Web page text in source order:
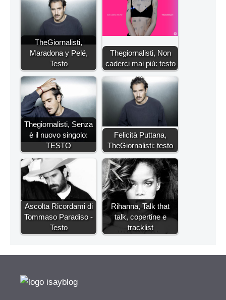
TheGiornalisti,
Maradona y Pelé,
Testo
Thegiornalisti, Non
caderci mai più: testo
Thegiornalisti, Senza
è il nuovo singolo:
TESTO
Felicità Puttana,
TheGiornalisti: testo
Ascolta Ricordami di
Tommaso Paradiso -
Testo
Rihanna, Talk that
talk, copertine e
tracklist